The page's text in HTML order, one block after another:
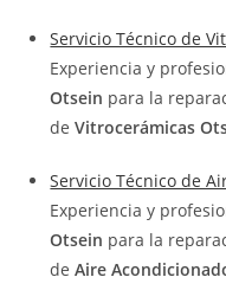
Servicio Técnico de
Experiencia y
Otsein para la
deVitrocerámicas
Servicio Técnico de
Experiencia y
Otsein para la
deAire